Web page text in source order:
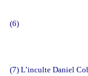
(6)
(7) L’inculte Daniel